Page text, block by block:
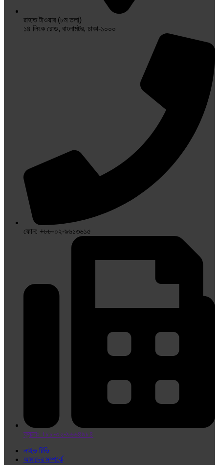
রাহাত টাওয়ার (৮ম তলা)
১৪ লিংক রোড, বাংলামটর, ঢাকা-১০০০
ফোন: +৮৮-০২-৯৬১৩৬১৫
ফ্যাক্সঃ +৮৮-০২-৯৬৬৪৯৮৪
লাইভ টিভি
আমাদের সম্পর্কে